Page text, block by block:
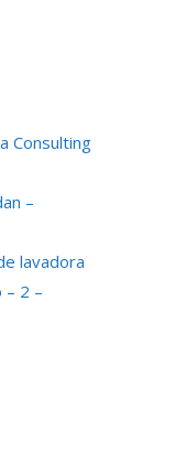
Consulting
–
lavadora
– 2 –